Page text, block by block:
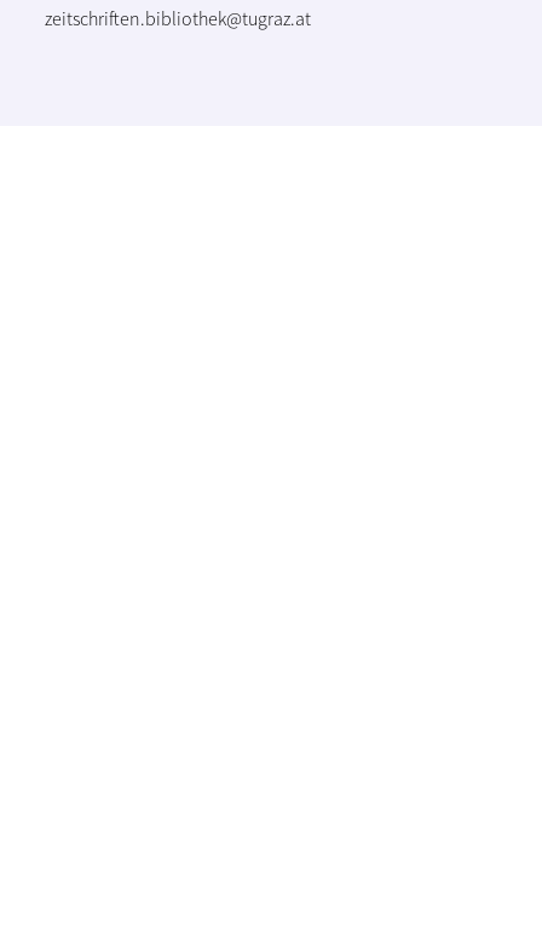
zeitschriften.bibliothek@tugraz.at